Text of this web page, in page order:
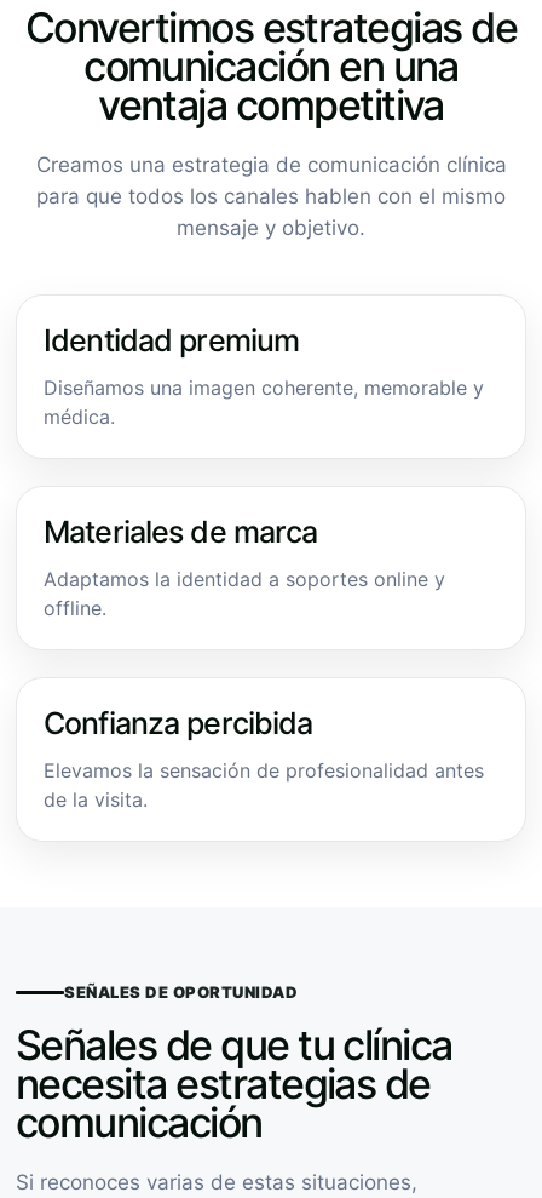
Convertimos estrategias de
comunicación en una
ventaja competitiva
Creamos una estrategia de comunicación clínica
para que todos los canales hablen con el mismo
mensaje y objetivo.
Identidad premium
Diseñamos una imagen coherente, memorable y
médica.
Materiales de marca
Adaptamos la identidad a soportes online y
offline.
Confianza percibida
Elevamos la sensación de profesionalidad antes
de la visita.
SEÑALES DE OPORTUNIDAD
Señales de que tu clínica
necesita estrategias de
comunicación
Si reconoces varias de estas situaciones,